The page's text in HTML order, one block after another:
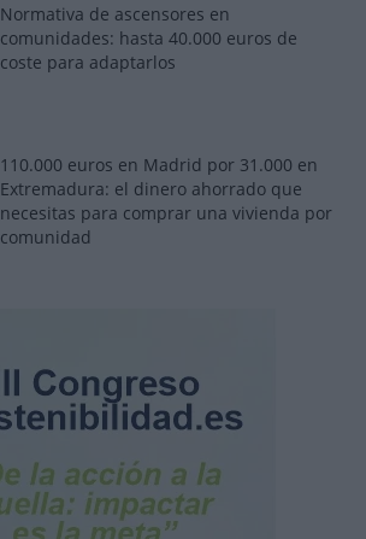
Normativa de ascensores en
comunidades: hasta 40.000 euros de
coste para adaptarlos
110.000 euros en Madrid por 31.000 en
Extremadura: el dinero ahorrado que
necesitas para comprar una vivienda por
comunidad